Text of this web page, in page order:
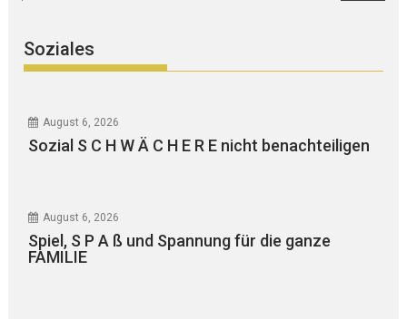
Soziales
August 6, 2026
Sozial S C H W Ä C H E R E nicht benachteiligen
August 6, 2026
Spiel, S P A ß und Spannung für die ganze
FAMILIE